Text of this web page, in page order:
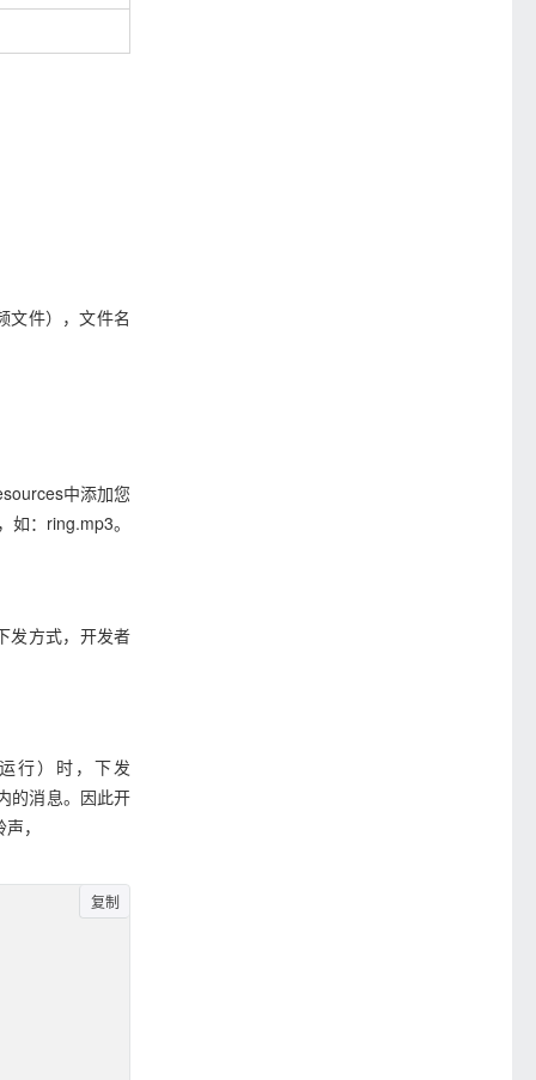
文件），文件名
中添加您
：ring.mp3。
发方式，开发者
行）时，下发
的消息。因此开
，
复制